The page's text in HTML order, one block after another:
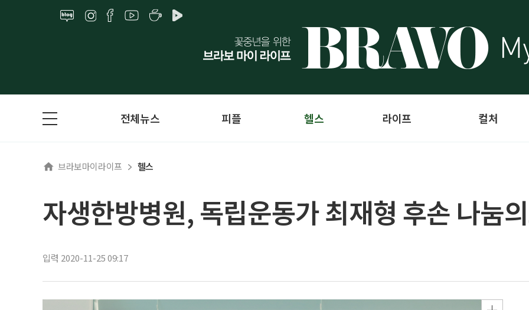
전체뉴스 피플 헬스 라이프 컬처
브라보마이라이프 헬스
자생한방병원, 독립운동가 최재형 후손 나눔
입력 2020-11-25 09:17